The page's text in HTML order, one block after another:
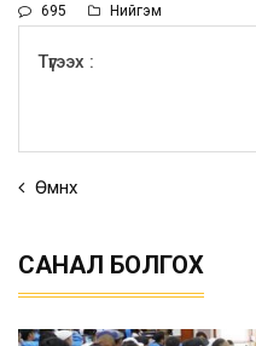
695 Нийгэм
Түгээх :
Өмнөх
САНАЛ БОЛГОХ